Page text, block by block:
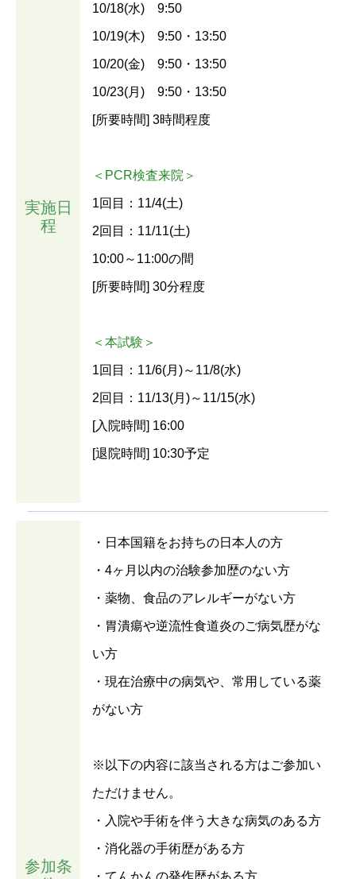
実施日
程
10/18(水) 9:50
10/19(木) 9:50・13:50
10/20(金) 9:50・13:50
10/23(月) 9:50・13:50
[所要時間] 3時間程度
＜PCR検査来院＞
1回目：11/4(土)
2回目：11/11(土)
10:00～11:00の間
[所要時間] 30分程度
＜本試験＞
1回目：11/6(月)～11/8(水)
2回目：11/13(月)～11/15(水)
[入院時間] 16:00
[退院時間] 10:30予定
参加条
・日本国籍をお持ちの日本人の方
・4ヶ月以内の治験参加歴のない方
・薬物、食品のアレルギーがない方
・胃潰瘍や逆流性食道炎のご病気歴がな
い方
・現在治療中の病気や、常用している薬
がない方
※以下の内容に該当される方はご参加い
ただけません。
・入院や手術を伴う大きな病気のある方
・消化器の手術歴がある方
・てんかんの発作歴がある方